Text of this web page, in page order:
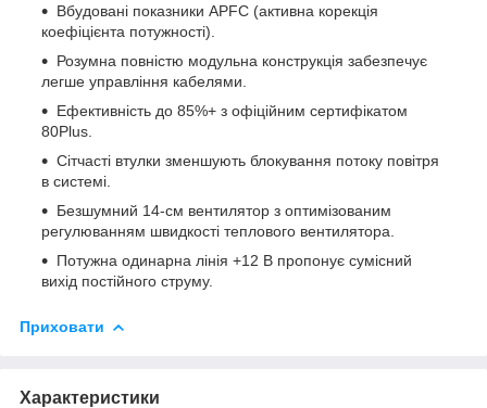
Вбудовані показники APFC (активна корекція
коефіцієнта потужності).
Розумна повністю модульна конструкція забезпечує
легше управління кабелями.
Ефективність до 85%+ з офіційним сертифікатом
80Plus.
Сітчасті втулки зменшують блокування потоку повітря
в системі.
Безшумний 14-см вентилятор з оптимізованим
регулюванням швидкості теплового вентилятора.
Потужна одинарна лінія +12 В пропонує сумісний
вихід постійного струму.
Приховати
Характеристики